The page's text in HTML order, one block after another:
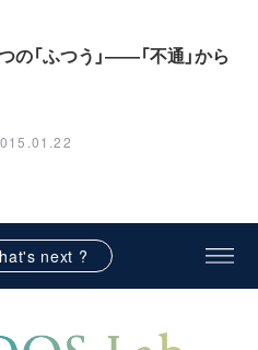
「ふつう」――「不通」から
next ?